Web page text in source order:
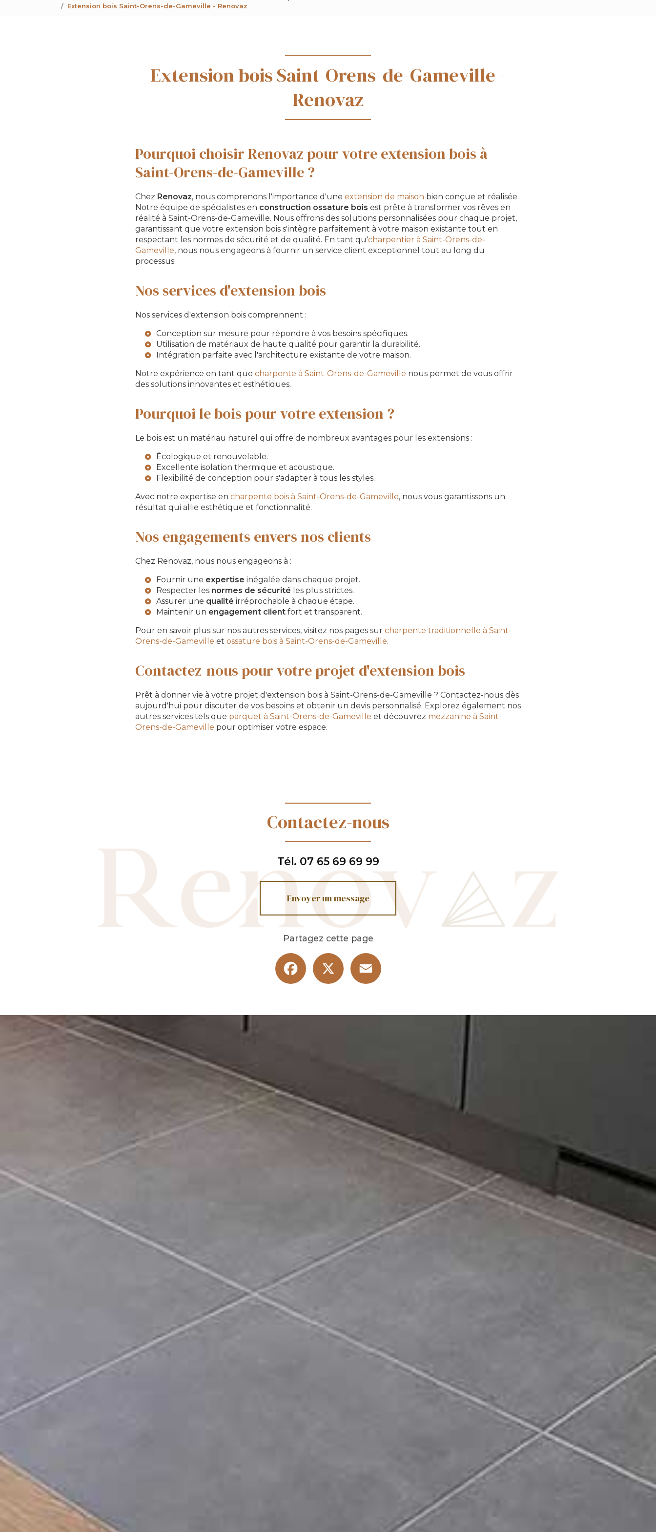
Extension bois Saint-Orens-de-Gameville - Renovaz
Extension bois Saint-Orens-de-Gameville -
Renovaz
Pourquoi choisir Renovaz pour votre extension bois à
Saint-Orens-de-Gameville ?
Chez Renovaz, nous comprenons l'importance d'une extension de maison bien conçue et réalisée.
Notre équipe de spécialistes en construction ossature bois est prête à transformer vos rêves en
réalité à Saint-Orens-de-Gameville. Nous offrons des solutions personnalisées pour chaque projet,
garantissant que votre extension bois s'intègre parfaitement à votre maison existante tout en
respectant les normes de sécurité et de qualité. En tant qu'charpentier à Saint-Orens-de-
Gameville, nous nous engageons à fournir un service client exceptionnel tout au long du
processus.
Nos services d'extension bois
Nos services d'extension bois comprennent :
Conception sur mesure pour répondre à vos besoins spécifiques.
Utilisation de matériaux de haute qualité pour garantir la durabilité.
Intégration parfaite avec l'architecture existante de votre maison.
Notre expérience en tant que charpente à Saint-Orens-de-Gameville nous permet de vous offrir
des solutions innovantes et esthétiques.
Pourquoi le bois pour votre extension ?
Le bois est un matériau naturel qui offre de nombreux avantages pour les extensions :
Écologique et renouvelable.
Excellente isolation thermique et acoustique.
Flexibilité de conception pour s'adapter à tous les styles.
Avec notre expertise en charpente bois à Saint-Orens-de-Gameville, nous vous garantissons un
résultat qui allie esthétique et fonctionnalité.
Nos engagements envers nos clients
Chez Renovaz, nous nous engageons à :
Fournir une expertise inégalée dans chaque projet.
Respecter les normes de sécurité les plus strictes.
Assurer une qualité irréprochable à chaque étape.
Maintenir un engagement client fort et transparent.
Pour en savoir plus sur nos autres services, visitez nos pages sur charpente traditionnelle à Saint-
Orens-de-Gameville et ossature bois à Saint-Orens-de-Gameville.
Contactez-nous pour votre projet d'extension bois
Prêt à donner vie à votre projet d'extension bois à Saint-Orens-de-Gameville ? Contactez-nous dès
aujourd'hui pour discuter de vos besoins et obtenir un devis personnalisé. Explorez également nos
autres services tels que parquet à Saint-Orens-de-Gameville et découvrez mezzanine à Saint-
Orens-de-Gameville pour optimiser votre espace.
Contactez-nous
Tél. 07 65 69 69 99
Envoyer un message
Partagez cette page
Facebook